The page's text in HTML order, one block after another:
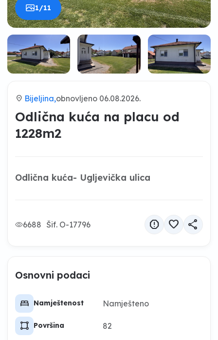
1/11
location_on Bijeljina,obnovljeno 06.08.2026.
Odlična kuća na placu od
1228m2
Odlična kuća- Ugljevička ulica
6688 Šif. O-17796 report favorite share
Osnovni podaci
bed Namještenost Namješteno
activity_zone Površina 82